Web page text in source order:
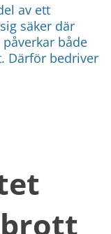
av ett
säker där
både
Därför bedriver